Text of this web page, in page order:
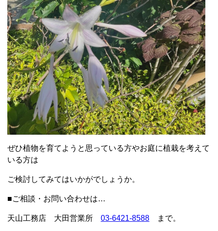
ぜひ植物を育てようと思っている方やお庭に植栽を考えて
いる方は
ご検討してみてはいかがでしょうか。
■ご相談・お問い合わせは…
天山工務店 大田営業所 03-6421-8588 まで。